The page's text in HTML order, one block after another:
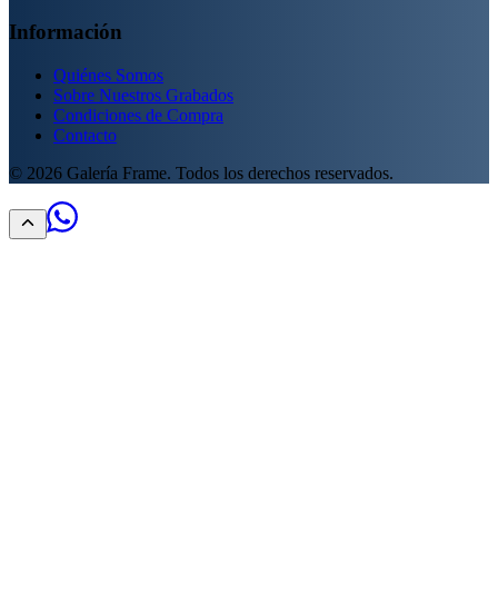
Información
Quiénes Somos
Sobre Nuestros Grabados
Condiciones de Compra
Contacto
© 2026 Galería Frame. Todos los derechos reservados.